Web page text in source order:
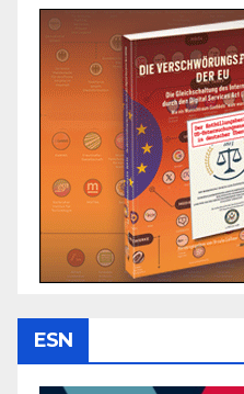
ESN